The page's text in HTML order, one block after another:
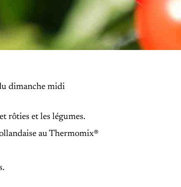
dimanche midi
rôties et les légumes.
au Thermomix®